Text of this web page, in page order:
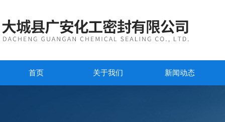
首页 关于我们 新闻动态